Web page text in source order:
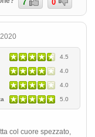
4.5
4.0
4.0
5.0
col cuore spezzato,